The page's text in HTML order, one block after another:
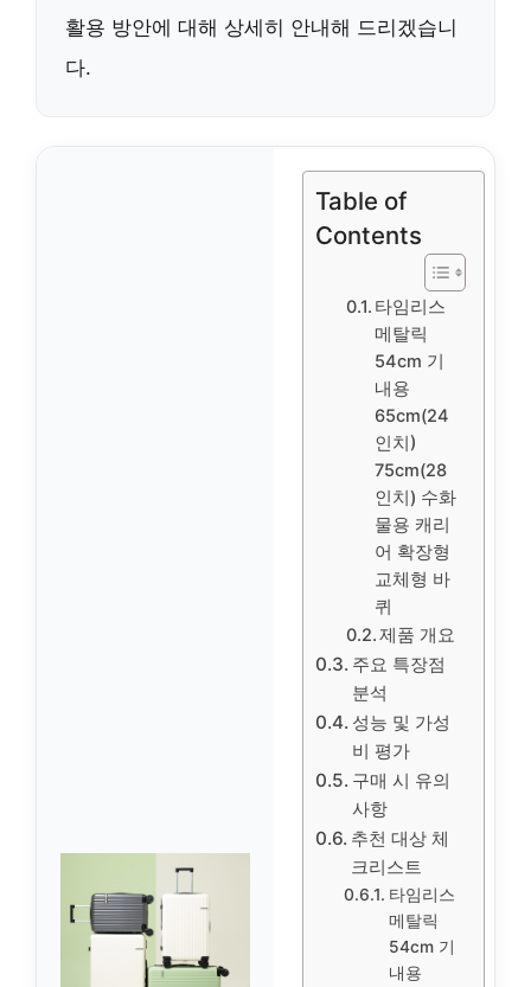
활용 방안에 대해 상세히 안내해 드리겠습니
다.
Table of
Contents
타임리스
메탈릭
54cm 기
내용
65cm(24
인치)
75cm(28
인치) 수화
물용 캐리
어 확장형
교체형 바
퀴
제품 개요
주요 특장점
분석
성능 및 가성
비 평가
구매 시 유의
사항
추천 대상 체
크리스트
타임리스
메탈릭
54cm 기
내용